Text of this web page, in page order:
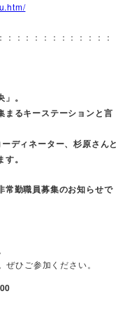
：：：：：：：：：：：：
。
まるキーステーションと言
ディネーター、杉原さんと
。
常勤職員募集のお知らせで
ひご参加ください。